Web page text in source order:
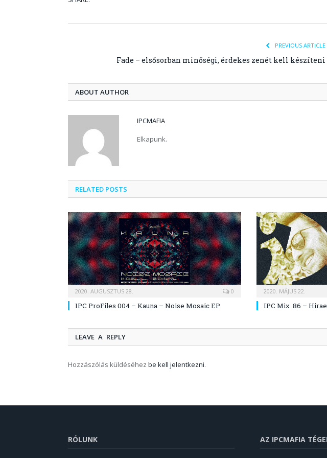
PREVIOUS ARTICLE
Fade – elsősorban minőségi, érdekes zenét kell készíteni
ABOUT AUTHOR
IPCMAFIA
Elkapunk.
RELATED POSTS
2020. AUGUSZTUS 28. 0
IPC ProFiles 004 – Kauna – Noise Mosaic EP
2020. MÁJUS 22.
IPC Mix .86 –
LEAVE A REPLY
Hozzászólás küldéséhez be kell jelentkezni.
RÓLUNK AZ IPCMAFIA